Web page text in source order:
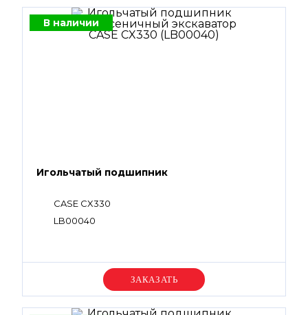
В наличии
Игольчатый подшипник
CASE CX330
LB00040
Уточняйте цену